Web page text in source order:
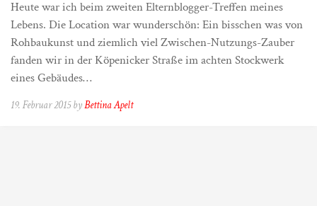
Heute war ich beim zweiten Elternblogger-Treffen meines
Lebens. Die Location war wunderschön: Ein bisschen was von
Rohbaukunst und ziemlich viel Zwischen-Nutzungs-Zauber
fanden wir in der Köpenicker Straße im achten Stockwerk
eines Gebäudes…
19. Februar 2015 byBettina Apelt